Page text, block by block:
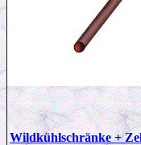
Wildkühlschränke +